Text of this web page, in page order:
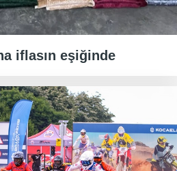
iflasın eşiğinde